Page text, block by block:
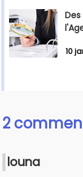
10
2
louna